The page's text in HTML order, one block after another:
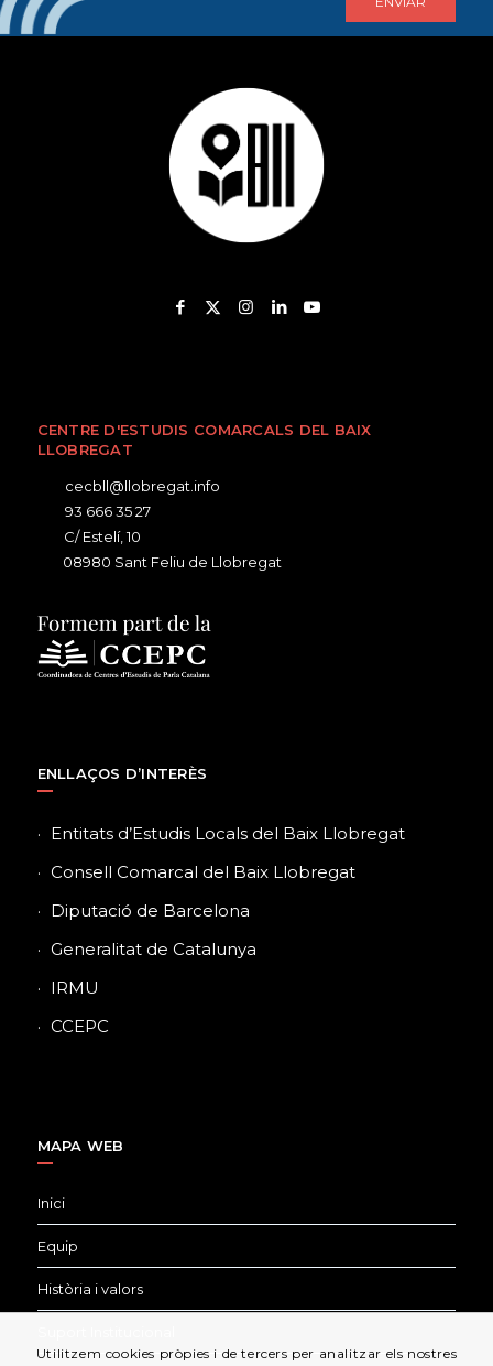
CENTRE D'ESTUDIS COMARCALS DEL BAIX
LLOBREGAT
cecbll@llobregat.info
93 666 35 27
C/ Estelí, 10
08980 Sant Feliu de Llobregat
ENLLAÇOS D’INTERÈS
Entitats d’Estudis Locals del Baix Llobregat
Consell Comarcal del Baix Llobregat
Diputació de Barcelona
Generalitat de Catalunya
IRMU
CCEPC
MAPA WEB
Inici
Equip
Història i valors
Utilitzem cookies pròpies i de tercers per analitzar els nostres